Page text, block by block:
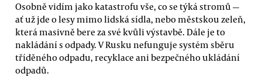
Osobně vidím jako katastrofu vše, co se týká stromů —
ať už jde o lesy mimo lidská sídla, nebo městskou zeleň,
která masivně bere za své kvůli výstavbě. Dále je to
nakládání s odpady. V Rusku nefunguje systém sběru
tříděného odpadu, recyklace ani bezpečného ukládání
odpadů.